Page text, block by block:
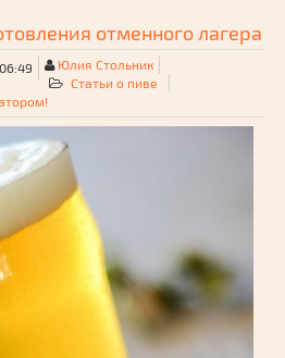
отменного лагера
Юлия Стольник
Статьи о пиве